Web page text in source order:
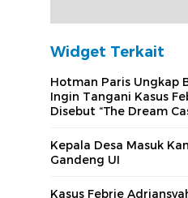
Widget Terkait
Hotman Paris Ungkap
Ingin Tangani Kasus
Disebut “The Dream
Kepala Desa Masuk
Gandeng UI
Kasus Febrie